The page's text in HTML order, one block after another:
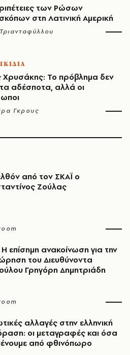
των Ρώσων
στη Λατινική Αμερική
Χρυσάκης: Το πρόβλημα δεν
τα αδέσποτα, αλλά οι
Γκρους
από τον ΣΚΑΪ ο
Ζούλας
Η επίσημη ανακοίνωση για την
του Διευθύνοντα
Γρηγόρη Δημητριάδη
αλλαγές στην ελληνική
οι μεταγραφές και όσα
από φθινόπωρο